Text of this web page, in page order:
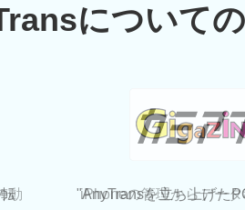
について
"AnyTransを立ち上げた
動
iPhoneの管理からデー